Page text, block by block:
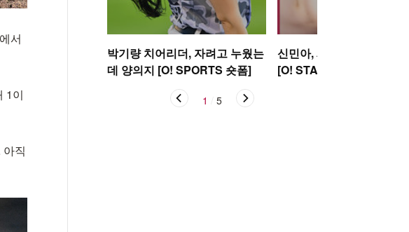
서
1이
직
박기량 치어리더, 자려고 누웠는
데 양의지 [O! SPORTS 숏폼]
신민아, 새 신부의 러블리
[O! STAR 숏폼]
1 5